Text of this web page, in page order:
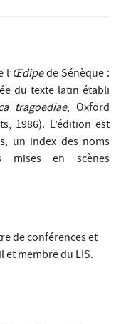
l’Œdipede Sénèque :
du texte latin établi
tragoediae, Oxford
1986). L’édition est
un index des noms
en scènes
de conférences et
et membre du LIS.